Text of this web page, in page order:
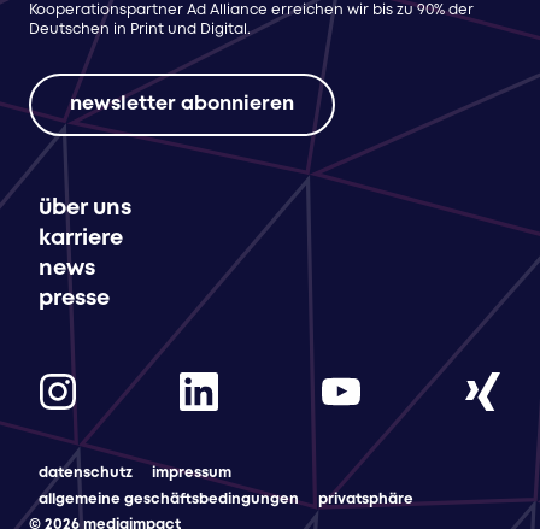
Kooperationspartner Ad Alliance erreichen wir bis zu 90% der
Deutschen in Print und Digital.
über uns
karriere
news
presse
newsletter abonnieren
© 2026 mediaimpact
datenschutz
impressum
allgemeine geschäftsbedingungen
privatsphäre